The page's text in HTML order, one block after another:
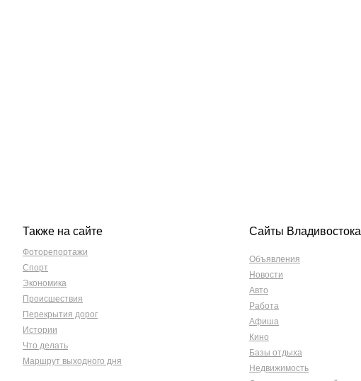
Также на сайте
Фоторепортажи
Спорт
Экономика
Происшествия
Перекрытия дорог
Истории
Что делать
Маршрут выходного дня
Сайты Владивостока
Объявления
Новости
Авто
Работа
Афиша
Кино
Базы отдыха
Недвижимость